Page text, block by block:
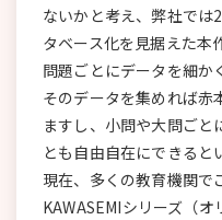
ないかと考え、弊社では
タベース化を見据えた本
問題ごとにデータを細か
そのデータを集めれば赤
ますし、小問や大問ごと
とも自由自在にできると
現在、多くの教育機関で
KAWASEMIシリーズ（